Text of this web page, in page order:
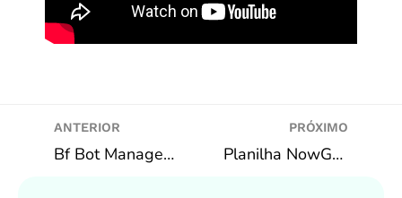
ANTERIOR
Bf Bot Manager – Futebol | LTD (Proteção 0x0 e 1×1)
PRÓXIMO
Planilha NowGoalTips+ para Pré-Análise *TOTALMENTE FREE* | Match Odds, Over, Under, BTTS